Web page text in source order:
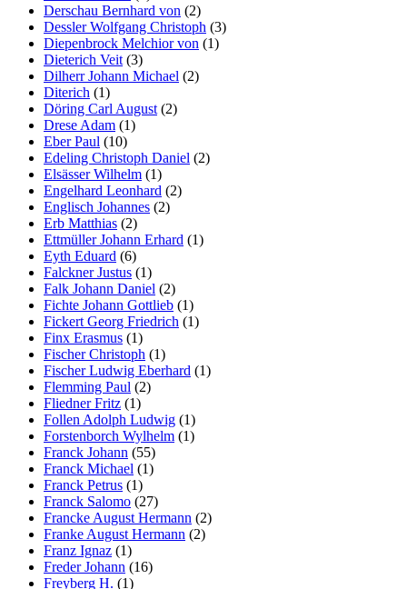
Derschau Bernhard von (2)
Dessler Wolfgang Christoph (3)
Diepenbrock Melchior von (1)
Dieterich Veit (3)
Dilherr Johann Michael (2)
Diterich (1)
Döring Carl August (2)
Drese Adam (1)
Eber Paul (10)
Edeling Christoph Daniel (2)
Elsässer Wilhelm (1)
Engelhard Leonhard (2)
Englisch Johannes (2)
Erb Matthias (2)
Ettmüller Johann Erhard (1)
Eyth Eduard (6)
Falckner Justus (1)
Falk Johann Daniel (2)
Fichte Johann Gottlieb (1)
Fickert Georg Friedrich (1)
Finx Erasmus (1)
Fischer Christoph (1)
Fischer Ludwig Eberhard (1)
Flemming Paul (2)
Fliedner Fritz (1)
Follen Adolph Ludwig (1)
Forstenborch Wylhelm (1)
Franck Johann (55)
Franck Michael (1)
Franck Petrus (1)
Franck Salomo (27)
Francke August Hermann (2)
Franke August Hermann (2)
Franz Ignaz (1)
Freder Johann (16)
Freyberg H. (1)